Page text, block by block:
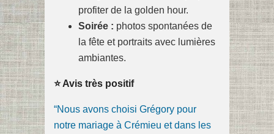
profiter de la golden hour.
Soirée : photos spontanées de
la fête et portraits avec lumières
ambiantes.
⭐ Avis très positif
“Nous avons choisi Grégory pour
notre mariage à Crémieu et dans les